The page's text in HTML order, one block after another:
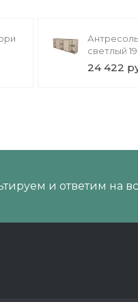
светлый
24 422
и ответим на